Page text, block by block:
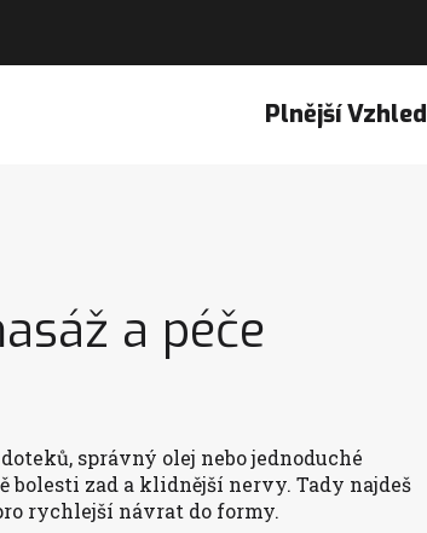
Plnější Vzhled
a péče
správný olej nebo jednoduché
bolesti zad a klidnější nervy. Tady najdeš
rychlejší návrat do formy.